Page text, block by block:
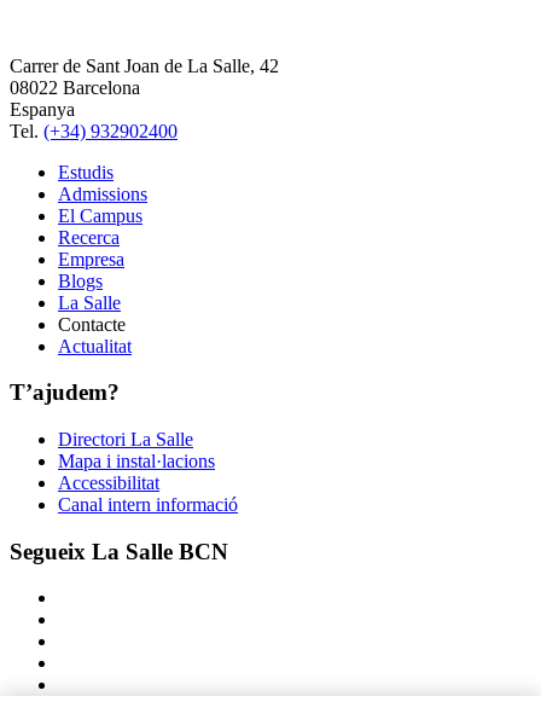
Carrer de Sant Joan de La Salle, 42
08022 Barcelona
Espanya
Tel. (+34) 932902400
Estudis
Admissions
El Campus
Recerca
Empresa
Blogs
La Salle
Contacte
Actualitat
T’ajudem?
Directori La Salle
Mapa i instal·lacions
Accessibilitat
Canal intern informació
Segueix La Salle BCN